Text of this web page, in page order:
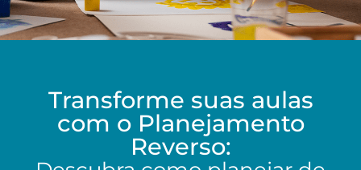
Transforme suas aulas
com o Planejamento
Reverso: